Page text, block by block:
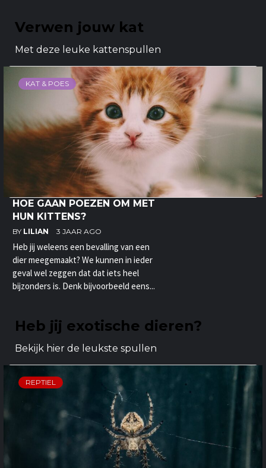
Verwen jouw kat
Met deze leuke kattenspullen
KAT & POES
HOE GAAN POEZEN OM MET
HUN KITTENS?
BY LILIAN 3 JAAR AGO
Heb jij weleens een bevalling van een
dier meegemaakt? We kunnen in ieder
geval wel zeggen dat dat iets heel
bijzonders is. Denk bijvoorbeeld eens...
Heb jij exotische dieren?
Bekijk hier de leukste spullen
REPTIEL